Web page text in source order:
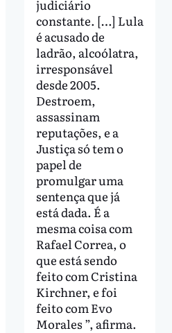
judiciário
constante. […] Lula
é acusado de
ladrão, alcoólatra,
irresponsável
desde 2005.
Destroem,
assassinam
reputações, e a
Justiça só tem o
papel de
promulgar uma
sentença que já
está dada. É a
mesma coisa com
Rafael Correa, o
que está sendo
feito com Cristina
Kirchner, e foi
feito com Evo
Morales ”, afirma.